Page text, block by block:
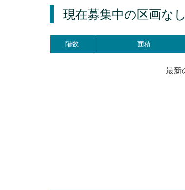
現在募集中の区画なし
階数 面積
最新